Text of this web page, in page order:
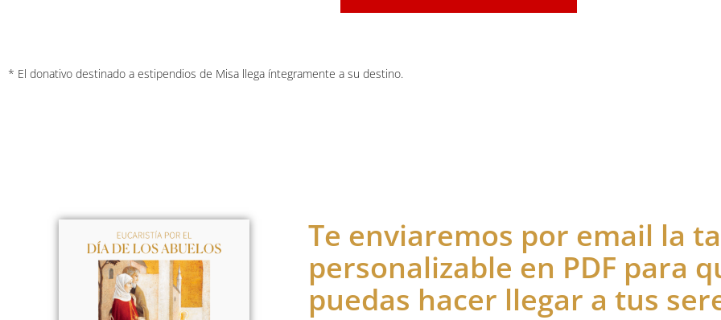
* El donativo destinado a estipendios de Misa llega íntegramente a su destino.
Te enviaremos por email la
personalizable en PDF para
puedas hacer llegar a tus